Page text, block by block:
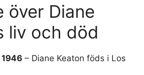
över Diane
liv och död
– Diane Keaton föds i Los